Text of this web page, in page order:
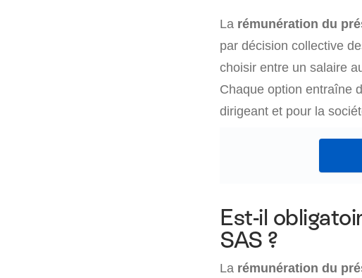
La rémunération du
par décision collective
choisir entre un salaire
Chaque option entraîne
dirigeant et pour la
Est-il
SAS ?
La rémunération du